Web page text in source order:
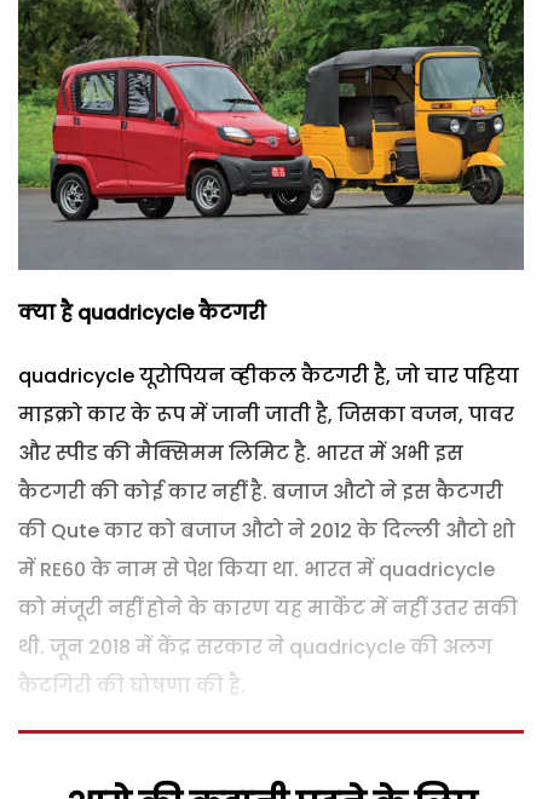
क्‍या है quadricycleकैटगरी
quadricycle यू‍रोपियन व्‍हीकल कैटगरी है, जो चार पहिया
माइक्रो कार के रूप में जानी जाती है, जिसका वजन, पावर
और स्‍पीड की मैक्सिमम लिमिट है. भारत में अभी इस
कैटगरी की कोई कार नहीं है. बजाज औटो ने इस कैटगरी
की Qute कार को बजाज औटो ने 2012 के दि‍ल्‍ली औटो शो
में RE60 के नाम से पेश कि‍या था. भारत में quadricycle
को मंजूरी नहीं होने के कारण यह मार्केट में नहीं उतर सकी
थी. जून 2018 में केंद्र सरकार ने quadricycle की अलग
कैटगिरी की घोषणा की है.